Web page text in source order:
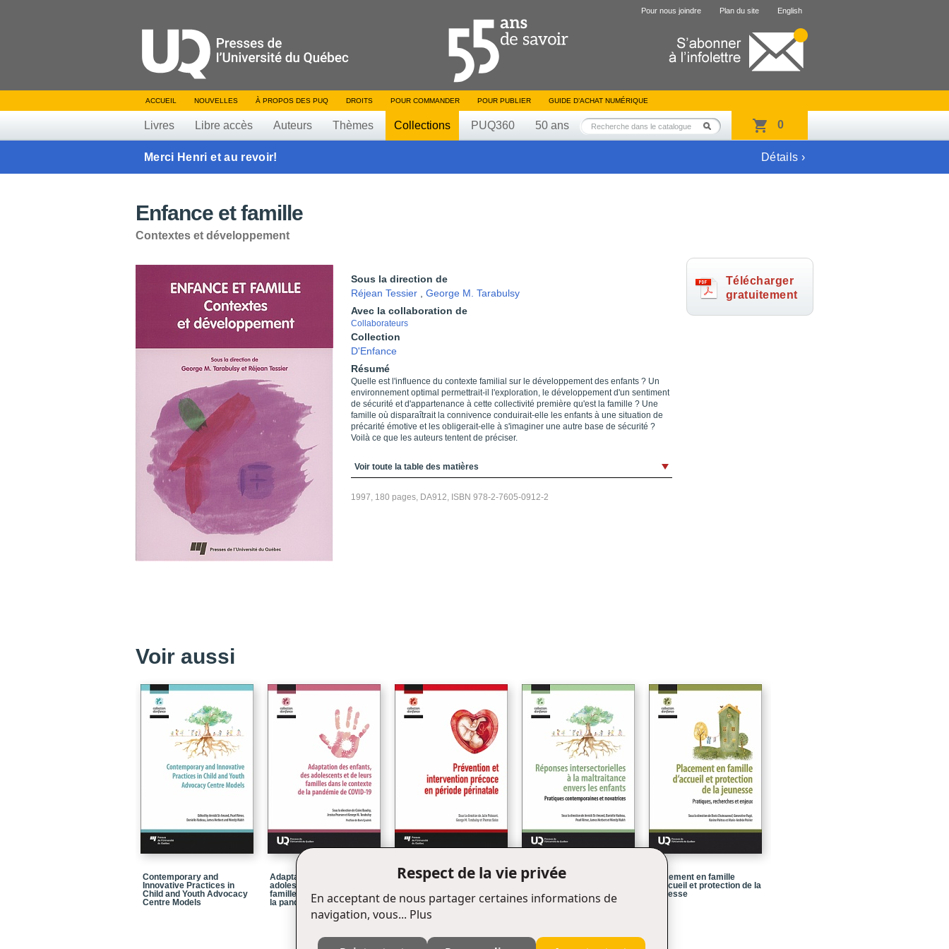
Pour nous joindre Plan du site English
ACCUEIL NOUVELLES À PROPOS DES PUQ DROITS POUR COMMANDER POUR PUBLIER GUIDE D’ACHAT NUMÉRIQUE
Livres Libre accès Auteurs Thèmes Collections PUQ360 50 ans 0
Merci Henri et au revoir! Détails ›
Enfance et famille
Contextes et développement
Sous la direction de
Réjean Tessier
George M. Tarabulsy
Avec la collaboration de
Collaborateurs
Collection
D'Enfance
Résumé
Quelle est l'influence du contexte familial sur le développement des enfants ? Un
environnement optimal permettrait-il l'exploration, le développement d'un sentiment
de sécurité et d'appartenance à cette collectivité première qu'est la famille ? Une
famille où disparaîtrait la connivence conduirait-elle les enfants à une situation de
précarité émotive et les obligerait-elle à s'imaginer une autre base de sécurité ?
Voilà ce que les auteurs tentent de préciser.
Table des matières
Voir toute la table des matières
1997, 180 pages, DA912, ISBN 978-2-7605-0912-2
Télécharger
gratuitement
Voir aussi
Contemporary and
Innovative Practices in
Child and Youth Advocacy
Centre Models
Adaptation des enfants, des
adolescents et de leurs
familles dans le contexte de
la pandémie de COVID-19
Prévention et intervention
périnatale
Nouveauté
à la maltraitance envers les
enfants
Placement en famille
d’accueil et protection de la
jeunesse
Respect de la vie privée
En acceptant de nous partager certaines informations de
navigation, vous... Plus